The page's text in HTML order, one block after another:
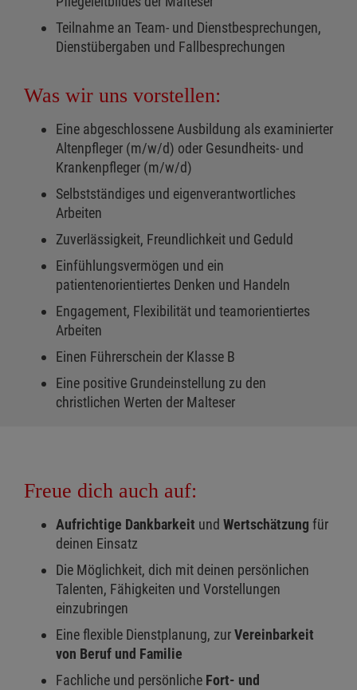
Teilnahme an Team- und Dienstbesprechungen,
Dienstübergaben und Fallbesprechungen
Was wir uns vorstellen:
Eine abgeschlossene Ausbildung als examinierter
Altenpfleger (m/w/d) oder Gesundheits- und
Krankenpfleger (m/w/d)
Selbstständiges und eigenverantwortliches
Arbeiten
Zuverlässigkeit, Freundlichkeit und Geduld
Einfühlungsvermögen und ein
patientenorientiertes Denken und Handeln
Engagement, Flexibilität und teamorientiertes
Arbeiten
Einen Führerschein der Klasse B
Eine positive Grundeinstellung zu den
christlichen Werten der Malteser
Freue dich auch auf:
Aufrichtige Dankbarkeit und Wertschätzung für
deinen Einsatz
Die Möglichkeit, dich mit deinen persönlichen
Talenten, Fähigkeiten und Vorstellungen
einzubringen
Eine flexible Dienstplanung, zurVereinbarkeit
von Beruf und Familie
Fachliche und persönliche Fort- und